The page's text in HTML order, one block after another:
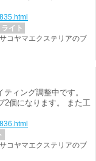
ライト
コヤマエクステリアのブ
ィング調整中です。
2個になります。 また工
コヤマエクステリアのブ